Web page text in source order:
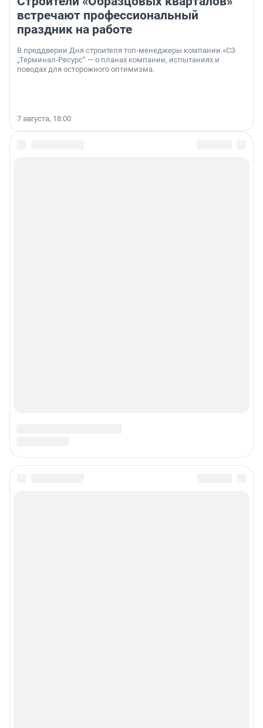
встречают профессиональный
праздник на работе
В преддверии Дня строителя топ-менеджеры компании «СЗ
„Терминал-Ресурс“ — о планах компании, испытаниях и
поводах для осторожного оптимизма.
7 августа, 18:00